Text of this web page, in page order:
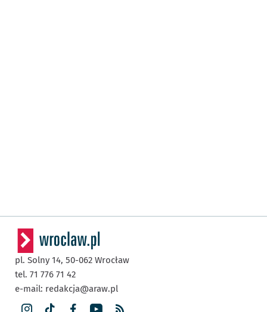
pl. Solny 14, 50-062 Wrocław
tel. 71 776 71 42
e-mail: redakcja@araw.pl